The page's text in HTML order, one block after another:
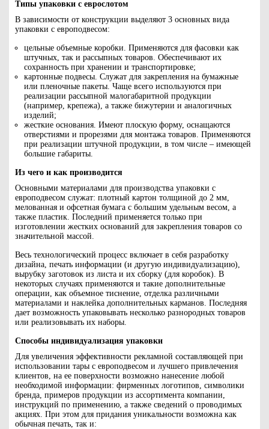
Типы упаковки с еврослотом
В зависимости от конструкции выделяют 3 основных вида
упаковки с европодвесом:
цельные объемные коробки. Применяются для фасовки как
штучных, так и рассыпных товаров. Обеспечивают их
сохранность при хранении и транспортировке;
картонные подвесы. Служат для закрепления на бумажные
или пленочные пакеты. Чаще всего используются при
реализации рассыпной малогабаритной продукции
(например, крепежа), а также бижутерии и аналогичных
изделий;
жесткие основания. Имеют плоскую форму, оснащаются
отверстиями и прорезями для монтажа товаров. Применяются
при реализации штучной продукции, в том числе – имеющей
большие габариты.
Из чего и как производится
Основными материалами для производства упаковки с
европодвесом служат: плотный картон толщиной до 2 мм,
мелованная и офсетная бумага с большим удельным весом, а
также пластик. Последний применяется только при
изготовлении жестких оснований для закрепления товаров со
значительной массой.
Весь технологический процесс включает в себя разработку
дизайна, печать информации (и другую индивидуализацию),
вырубку заготовок из листа и их сборку (для коробок). В
некоторых случаях применяются и такие дополнительные
операции, как объемное тиснение, отделка различными
материалами и наклейка дополнительных карманов. Последняя
дает возможность упаковывать несколько разнородных товаров
или реализовывать их наборы.
Способы индивидуализация упаковки
Для увеличения эффективности рекламной составляющей при
использовании тары с европодвесом и лучшего привлечения
клиентов, на ее поверхности возможно нанесение любой
необходимой информации: фирменных логотипов, символики
бренда, примеров продукции из ассортимента компании,
инструкций по применению, а также сведений о проводимых
акциях. При этом для придания уникальности возможна как
обычная печать, так и: